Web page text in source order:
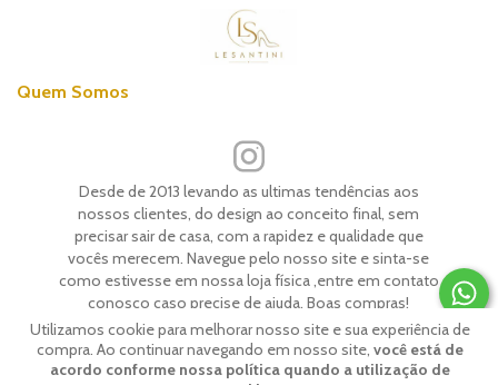
Utilizamos cookie para melhorar nosso site e sua experiência de
compra. Ao continuar navegando em nosso site, você está de
acordo conforme nossa política quando a utilização de
Quem Somos
Desde de 2013 levando as ultimas tendências aos
nossos clientes, do design ao conceito final, sem
precisar sair de casa, com a rapidez e qualidade que
vocês merecem. Navegue pelo nosso site e sinta-se
como estivesse em nossa loja física ,entre em contato
conosco caso precise de ajuda. Boas compras!
CNPJ:30.695.907/0001-83
Praca Santo Antonio, 264, Centro -